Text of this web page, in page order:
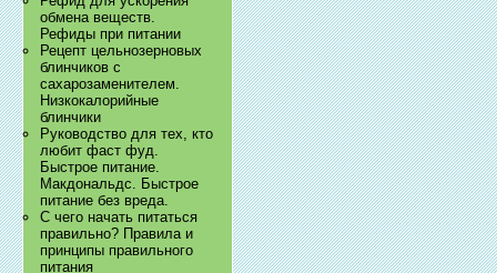
обмена веществ.
Рефиды при питании
Рецепт цельнозерновых
блинчиков с
сахарозаменителем.
Низкокалорийные
блинчики
Руководство для тех, кто
любит фаст фуд.
Быстрое питание.
Макдональдс. Быстрое
питание без вреда.
С чего начать питаться
правильно? Правила и
принципы правильного
питания